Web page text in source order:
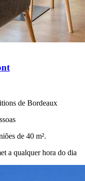
de Bordeaux
de 40 m².
a qualquer hora do dia